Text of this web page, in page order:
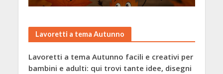
Lavoretti a tema Autunno
Lavoretti a tema Autunno facili e creativi per
bambini e adulti: qui trovi tante idee, disegni